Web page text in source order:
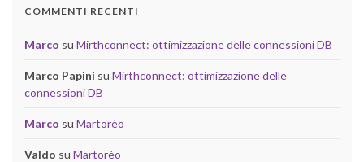
COMMENTI RECENTI
Marco su Mirthconnect: ottimizzazione delle connessioni DB
Marco Papini su Mirthconnect: ottimizzazione delle
connessioni DB
Marco su Martorèo
Valdo su Martorèo